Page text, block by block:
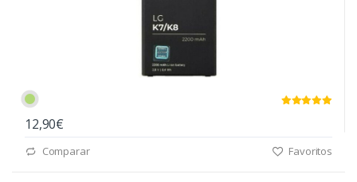
12,90€
Comparar Favoritos